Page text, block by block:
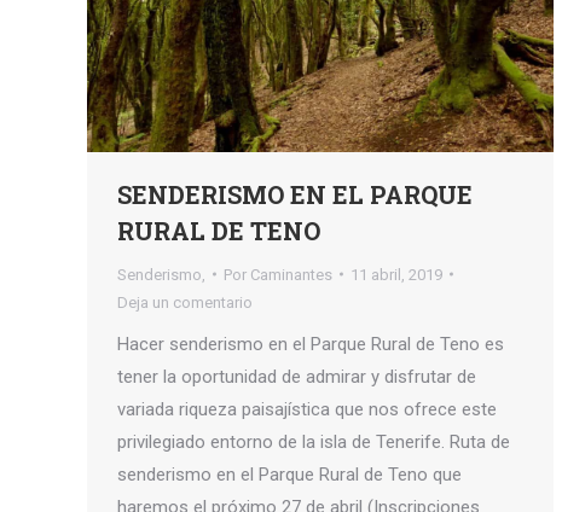
SENDERISMO EN EL PARQUE
RURAL DE TENO
Senderismo, Por Caminantes
11 abril, 2019
Deja un comentario
Hacer senderismo en el Parque Rural de Teno es
tener la oportunidad de admirar y disfrutar de
variada riqueza paisajística que nos ofrece este
privilegiado entorno de la isla de Tenerife. Ruta de
senderismo en el Parque Rural de Teno que
haremos el próximo 27 de abril (Inscripciones